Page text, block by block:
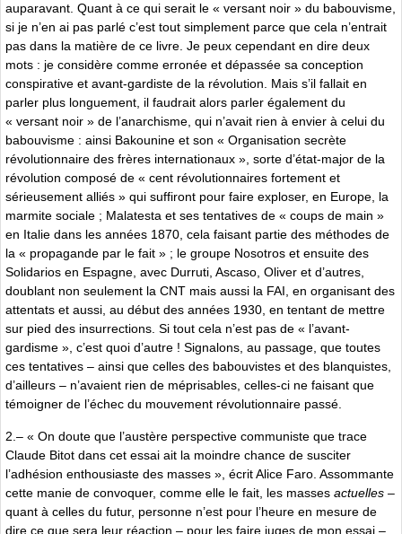
auparavant. Quant à ce qui serait le « versant noir » du babouvisme,
si je n’en ai pas parlé c’est tout simplement parce que cela n’entrait
pas dans la matière de ce livre. Je peux cependant en dire deux
mots : je considère comme erronée et dépassée sa conception
conspirative et avant-gardiste de la révolution. Mais s’il fallait en
parler plus longuement, il faudrait alors parler également du
« versant noir » de l’anarchisme, qui n’avait rien à envier à celui du
babouvisme : ainsi Bakounine et son « Organisation secrète
révolutionnaire des frères internationaux », sorte d’état-major de la
révolution composé de « cent révolutionnaires fortement et
sérieusement alliés » qui suffiront pour faire exploser, en Europe, la
marmite sociale ; Malatesta et ses tentatives de « coups de main »
en Italie dans les années 1870, cela faisant partie des méthodes de
la « propagande par le fait » ; le groupe Nosotros et ensuite des
Solidarios en Espagne, avec Durruti, Ascaso, Oliver et d’autres,
doublant non seulement la CNT mais aussi la FAI, en organisant des
attentats et aussi, au début des années 1930, en tentant de mettre
sur pied des insurrections. Si tout cela n’est pas de « l’avant-
gardisme », c’est quoi d’autre ! Signalons, au passage, que toutes
ces tentatives – ainsi que celles des babouvistes et des blanquistes,
d’ailleurs – n’avaient rien de méprisables, celles-ci ne faisant que
témoigner de l’échec du mouvement révolutionnaire passé.
2.– « On doute que l’austère perspective communiste que trace
Claude Bitot dans cet essai ait la moindre chance de susciter
l’adhésion enthousiaste des masses », écrit Alice Faro. Assommante
cette manie de convoquer, comme elle le fait, les masses actuelles –
quant à celles du futur, personne n’est pour l’heure en mesure de
dire ce que sera leur réaction – pour les faire juges de mon essai –